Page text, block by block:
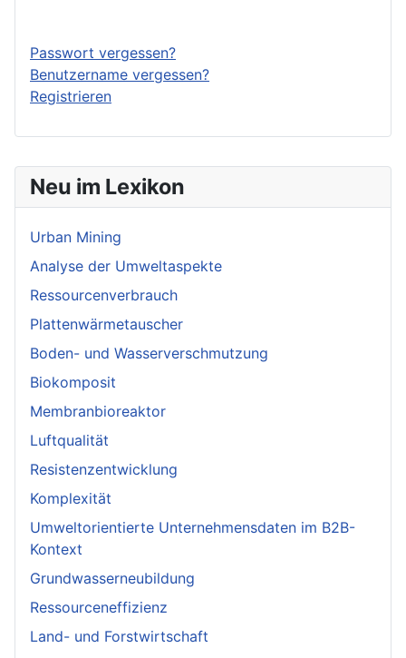
Neu im Lexikon
Urban Mining
Analyse der Umweltaspekte
Ressourcenverbrauch
Plattenwärmetauscher
Boden- und Wasserverschmutzung
Biokomposit
Membranbioreaktor
Luftqualität
Resistenzentwicklung
Komplexität
Umweltorientierte Unternehmensdaten im B2B-
Kontext
Grundwasserneubildung
Ressourceneffizienz
Land- und Forstwirtschaft
Passwort vergessen?
Benutzername vergessen?
Registrieren